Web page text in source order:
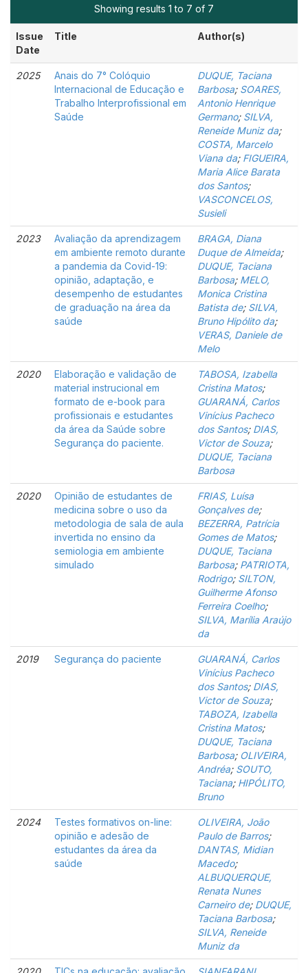
Showing results 1 to 7 of 7
Issue
Date
Title Author(s)
2025
Anais do 7° Colóquio
Internacional de Educação e
Trabalho Interprofissional em
Saúde
DUQUE, Taciana
Barbosa; SOARES,
Antonio Henrique
Germano; SILVA,
Reneide Muniz da;
COSTA, Marcelo
Viana da; FIGUEIRA,
Maria Alice Barata
dos Santos;
VASCONCELOS,
Susieli
2023
Avaliação da aprendizagem
em ambiente remoto durante
a pandemia da Covid-19:
opinião, adaptação, e
desempenho de estudantes
de graduação na área da
saúde
BRAGA, Diana
Duque de Almeida;
DUQUE, Taciana
Barbosa; MELO,
Monica Cristina
Batista de; SILVA,
Bruno Hipólito da;
VERAS, Daniele de
Melo
2020
Elaboração e validação de
material instrucional em
formato de e-book para
profissionais e estudantes
da área da Saúde sobre
Segurança do paciente.
TABOSA, Izabella
Cristina Matos;
GUARANÁ, Carlos
Vinícius Pacheco
dos Santos; DIAS,
Victor de Souza;
DUQUE, Taciana
Barbosa
2020
Opinião de estudantes de
medicina sobre o uso da
metodologia de sala de aula
invertida no ensino da
semiologia em ambiente
simulado
FRIAS, Luísa
Gonçalves de;
BEZERRA, Patrícia
Gomes de Matos;
DUQUE, Taciana
Barbosa; PATRIOTA,
Rodrigo; SILTON,
Guilherme Afonso
Ferreira Coelho;
SILVA, Marília Araújo
da
2019 Segurança do paciente
GUARANÁ, Carlos
Vinícius Pacheco
dos Santos; DIAS,
Victor de Souza;
TABOZA, Izabella
Cristina Matos;
DUQUE, Taciana
Barbosa; OLIVEIRA,
Andréa; SOUTO,
Taciana; HIPÓLITO,
Bruno
2024
Testes formativos on-line:
opinião e adesão de
estudantes da área da
saúde
OLIVEIRA, João
Paulo de Barros;
DANTAS, Midian
Macedo;
ALBUQUERQUE,
Renata Nunes
Carneiro de; DUQUE,
Taciana Barbosa;
SILVA, Reneide
Muniz da